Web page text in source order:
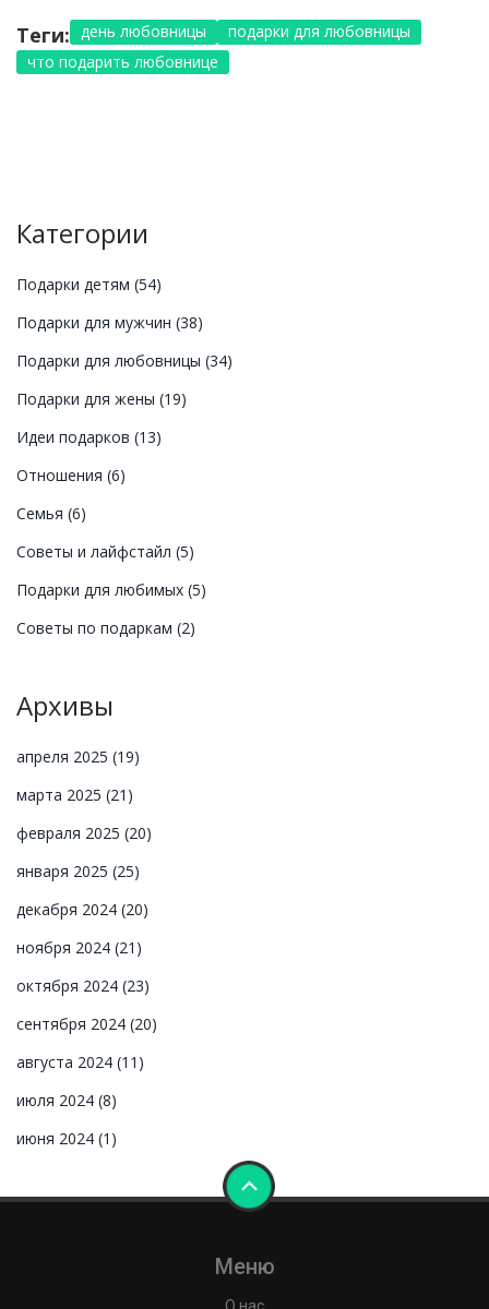
Теги: день любовницы
подарки для любовницы
что подарить любовнице
Категории
Подарки детям (54)
Подарки для мужчин (38)
Подарки для любовницы (34)
Подарки для жены (19)
Идеи подарков (13)
Отношения (6)
Семья (6)
Советы и лайфстайл (5)
Подарки для любимых (5)
Советы по подаркам (2)
Архивы
апреля 2025 (19)
марта 2025 (21)
февраля 2025 (20)
января 2025 (25)
декабря 2024 (20)
ноября 2024 (21)
октября 2024 (23)
сентября 2024 (20)
августа 2024 (11)
июля 2024 (8)
июня 2024 (1)
Меню